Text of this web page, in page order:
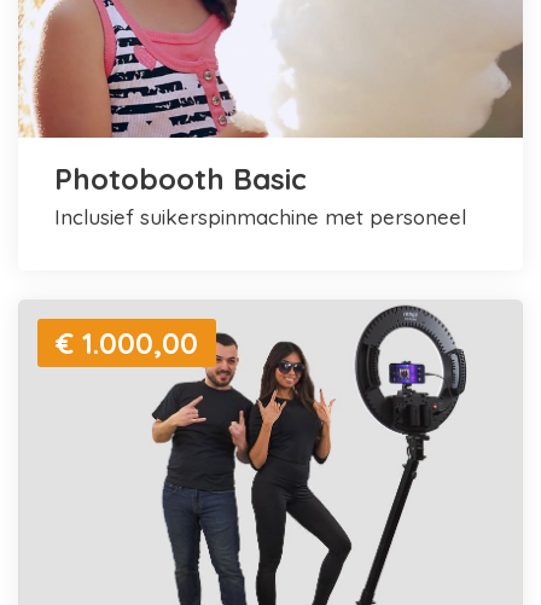
Photobooth Basic
inclusief suikerspinmachine met personeel
€ 1.000,00